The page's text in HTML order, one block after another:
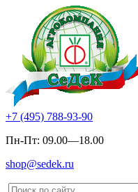
+7 (495) 788-93-90
Пн-Пт: 09.00—18.00
shop@sedek.ru